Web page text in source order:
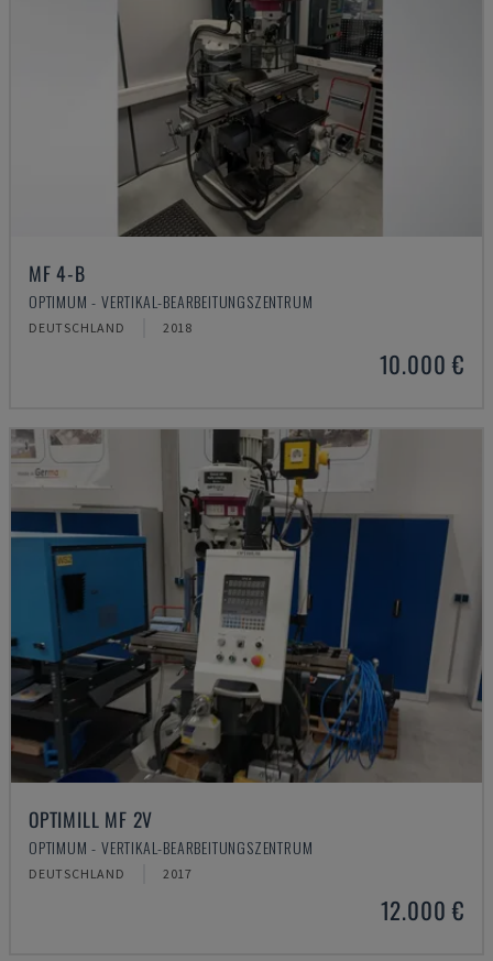
MF 4-B
OPTIMUM - VERTIKAL-BEARBEITUNGSZENTRUM
DEUTSCHLAND 2018
10.000 €
OPTIMILL MF 2V
OPTIMUM - VERTIKAL-BEARBEITUNGSZENTRUM
DEUTSCHLAND 2017
12.000 €